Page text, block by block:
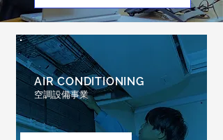
AIR CONDITIONING
空調設備事業